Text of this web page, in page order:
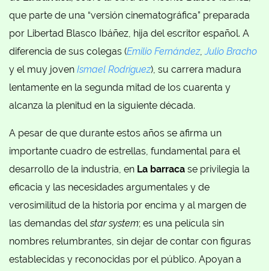
que parte de una “versión cinematográfica” preparada
por Libertad Blasco Ibáñez, hija del escritor español. A
diferencia de sus colegas (Emilio Fernández,Julio Bracho
y el muy joven Ismael Rodríguez), su carrera madura
lentamente en la segunda mitad de los cuarenta y
alcanza la plenitud en la siguiente década.
A pesar de que durante estos años se afirma un
importante cuadro de estrellas, fundamental para el
desarrollo de la industria, en La barraca se privilegia la
eficacia y las necesidades argumentales y de
verosimilitud de la historia por encima y al margen de
las demandas delstar system; es una película sin
nombres relumbrantes, sin dejar de contar con figuras
establecidas y reconocidas por el público. Apoyan a